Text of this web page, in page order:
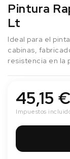
Pintura
Lt
Ideal para el
cabinas,
resistencia en la
45,15 €
Impuestos